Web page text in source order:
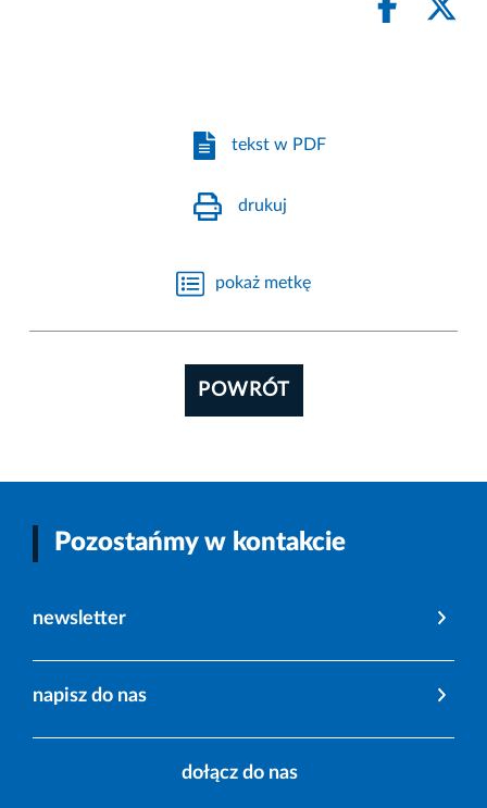
tekst w PDF
drukuj
pokaż metkę
POWRÓT
Pozostańmy w kontakcie
newsletter
napisz do nas
dołącz do nas